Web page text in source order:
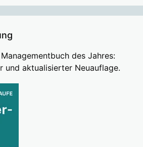
des Jahres:
aktualisierter Neuauflage.